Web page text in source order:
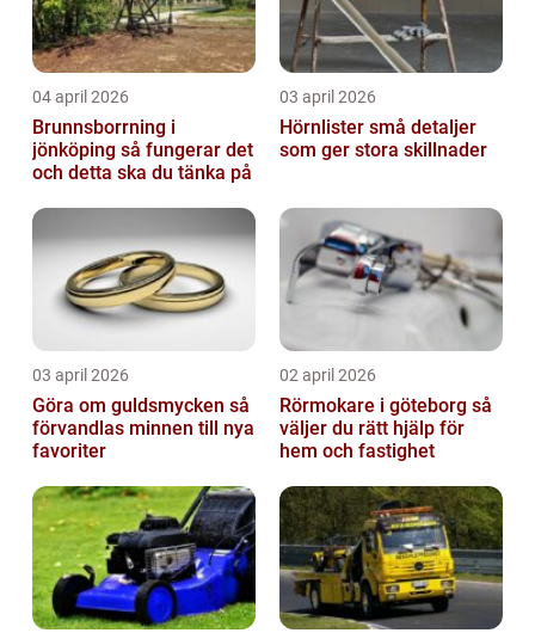
04 april 2026
Brunnsborrning i
jönköping så fungerar det
och detta ska du tänka på
03 april 2026
Hörnlister små detaljer
som ger stora skillnader
03 april 2026
Göra om guldsmycken så
förvandlas minnen till nya
favoriter
02 april 2026
Rörmokare i göteborg så
väljer du rätt hjälp för
hem och fastighet